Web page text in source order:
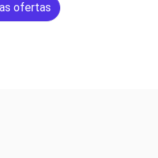
ofertas